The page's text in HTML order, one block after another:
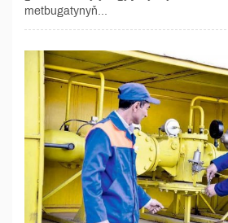
metbugatynyň...